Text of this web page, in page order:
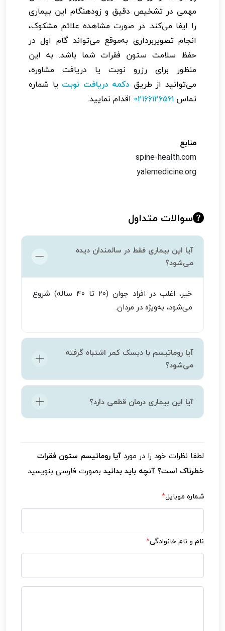
مهمی در تشخیص دقیق و زودهنگام این بیماری‌
را ایفا می‌کند. در صورت مشاهده علائم مشکوک،
انجام تصویربرداری به‌موقع می‌تواند گام اول در
حفظ سلامت ستون فقرات شما باشد. به این
منظور برای رزرو نوبت یا دریافت مشاوره،
می‌توانید از طریق دکمه دریافت نوبت یا شماره
تماس 02166126561 اقدام نمایید.
منابع
spine-health.com
yalemedicine.org
سوالات متداول
آیا این بیماری فقط در سالمندان دیده
می‌شود؟
خیر، اغلب در افراد جوان (۲۰ تا ۴۰ ساله) شروع
می‌شود، به‌ویژه در مردان.
آیا روماتیسم با دیسک کمر اشتباه گرفته
می‌شود؟
بله، به دلیل شباهت در دردهای ناحیه کمر، ممکن
است با دیسک کمر یا آرتروز اشتباه گرفته شود.
آیا این بیماری درمان قطعی دارد؟
فیزیوتراپی و پیگیری منظم می‌توان بیماری را کنترل
و عوارض آن را به حداقل رساند.
لطفا نظرات خود را در مورد آیا روماتیسم ستون فقرات
خطرناک است؟ آنچه باید بدانید بصورت فارسی بنویسید
شماره موبایل*
نام و نام خانوادگی*